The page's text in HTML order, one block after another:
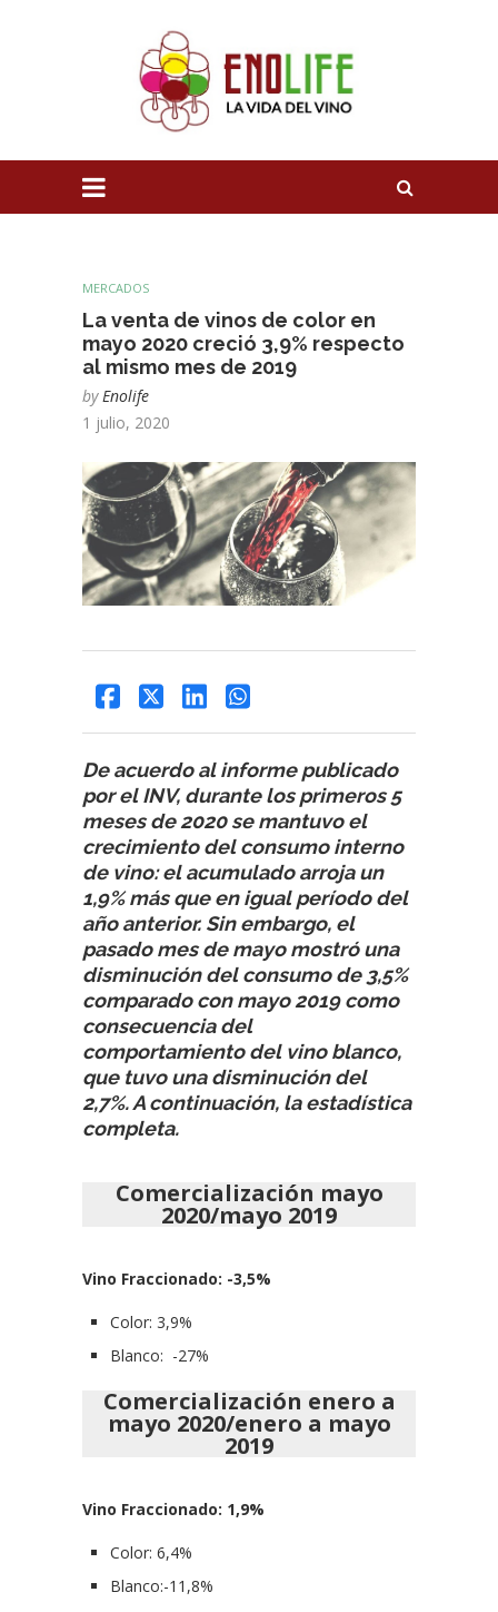
MERCADOS
La venta de vinos de color en
mayo 2020 creció 3,9% respecto
al mismo mes de 2019
by Enolife
1 julio, 2020
De acuerdo al informe publicado
por el INV, durante los primeros 5
meses de 2020 se mantuvo el
crecimiento del consumo interno
de vino: el acumulado arroja un
1,9% más que en igual período del
año anterior. Sin embargo, el
pasado mes de mayo mostró una
disminución del consumo de 3,5%
comparado con mayo 2019 como
consecuencia del
comportamiento del vino blanco,
que tuvo una disminución del
2,7%. A continuación, la estadística
completa.
Comercialización mayo
2020/mayo 2019
Vino Fraccionado: -3,5%
Color: 3,9%
Blanco: -27%
Comercialización enero a
mayo 2020/enero a mayo
2019
Vino Fraccionado: 1,9%
Color: 6,4%
Blanco:-11,8%